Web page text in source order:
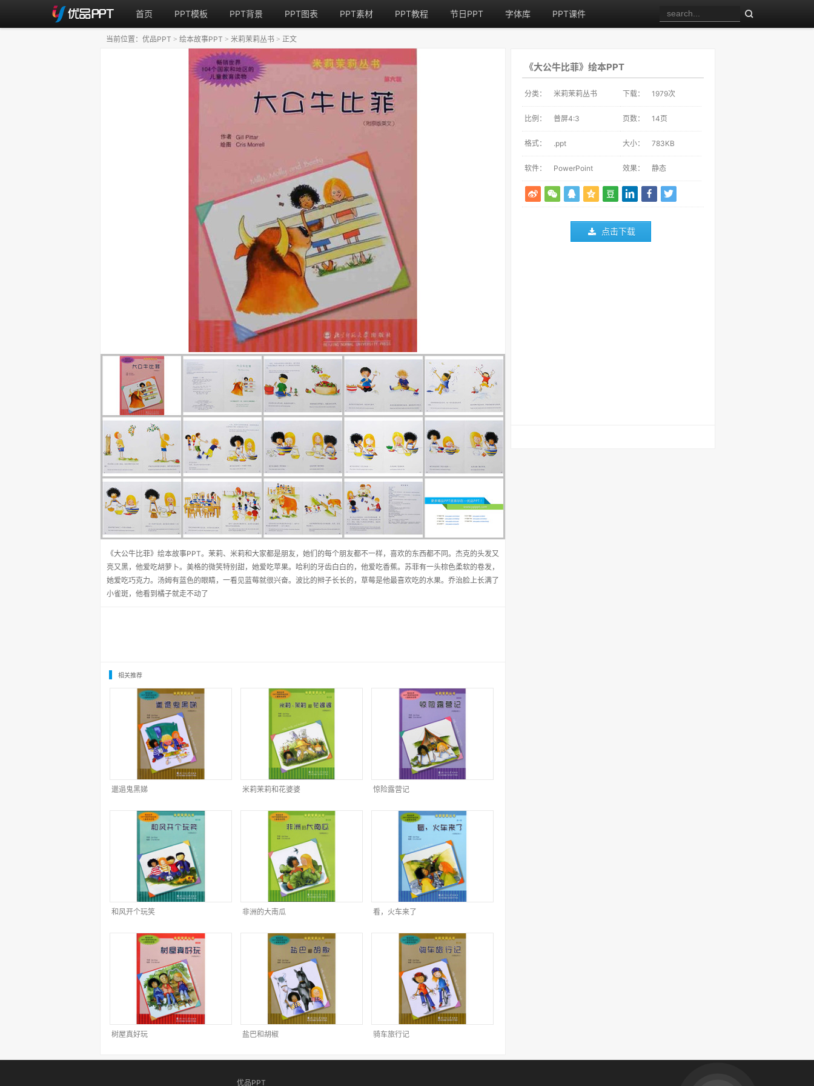
首页 PPT模板 PPT背景 PPT图表 PPT素材 PPT教程 节日PPT 字体库 PPT课件
《大公牛比菲》绘本PPT
分类： 米莉茉莉丛书 下载： 1979次
比例： 普屏4:3 页数： 14页
格式： .ppt 大小： 783KB
软件： PowerPoint 效果： 静态
点击下载
《大公牛比菲》绘本故事PPT。茉莉、米莉和大家都是朋友，她们的每个朋友都不一样，喜欢的东西都不同。杰克的头发又
亮又黑，他爱吃胡萝卜。美格的微笑特别甜，她爱吃苹果。哈利的牙齿白白的，他爱吃香蕉。苏菲有一头棕色柔软的卷发，
她爱吃巧克力。汤姆有蓝色的眼睛，一看见蓝莓就很兴奋。波比的辫子长长的，草莓是他最喜欢吃的水果。乔治脸上长满了
小雀斑，他看到橘子就走不动了
当前位置： 优品PPT > 绘本故事PPT > 米莉茉莉丛书 > 正文
相关推荐
邋遢鬼黑娣 米莉茉莉和花婆婆 惊险露营记
和风开个玩笑 非洲的大南瓜 看，火车来了
树屋真好玩 盐巴和胡椒 骑车旅行记
优品PPT